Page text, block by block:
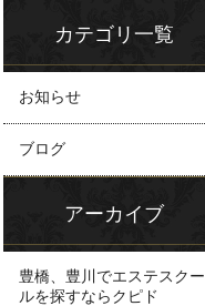
カテゴリ一覧
お知らせ
ブログ
アーカイブ
豊橋、豊川でエステスクー
ルを探すならクピド